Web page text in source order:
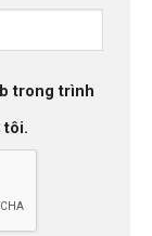
trong trình
tôi.